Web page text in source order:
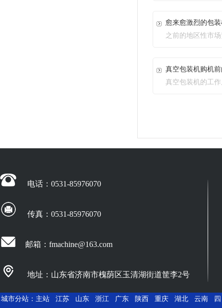
愈来愈激烈的包
之前的地区性市场
真空包装机购机
真空包装机的工作
电话：0531-85976070
传真：0531-85976070
邮箱：fmachine@163.com
地址：山东省济南市槐荫区玉清湖街道筐李2号
城市分站： 主站 江苏 山东 浙江 广东 陕西 重庆 湖北 云南 四